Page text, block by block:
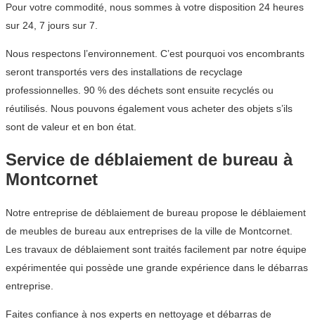
Pour votre commodité, nous sommes à votre disposition 24 heures
sur 24, 7 jours sur 7.
Nous respectons l’environnement. C’est pourquoi vos encombrants
seront transportés vers des installations de recyclage
professionnelles. 90 % des déchets sont ensuite recyclés ou
réutilisés. Nous pouvons également vous acheter des objets s’ils
sont de valeur et en bon état.
Service de déblaiement de bureau à
Montcornet
Notre entreprise de déblaiement de bureau propose le déblaiement
de meubles de bureau aux entreprises de la ville de Montcornet.
Les travaux de déblaiement sont traités facilement par notre équipe
expérimentée qui possède une grande expérience dans le débarras
entreprise.
Faites confiance à nos experts en nettoyage et débarras de